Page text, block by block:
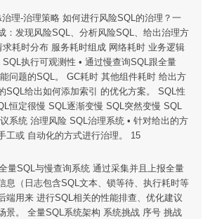
理-治理策略 如何进行风险SQL的治理？一
：发现风险SQL、分析风险SQL、给出治理方
耗时分布 服务耗时组成 网络耗时 业务逻辑
执行可观测性 • 通过慢查询SQL跟全量
问题的SQL。 GC耗时 其他组件耗时 给出方
SQL给出如何添加索引 的优化方案。 SQL性
恒定很慢 SQL逐渐变慢 SQL突然变慢 SQL
系统 治理风险 SQL治理系统 • 针对给出的方
工或 自动化的方式进行治理。 15
量SQL与慢查询系统 通过采集并且上报全量
息（日志包含SQL文本、锁等待、执行耗时等
端用来 进行SQL相关的性能排查、优化建议
景。 全量SQL系统架构 系统挑战 序号 挑战